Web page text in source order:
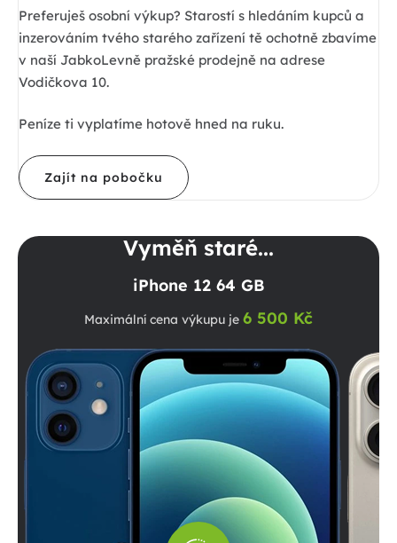
Preferuješ osobní výkup? Starostí s hledáním kupců a
inzerováním tvého starého zařízení tě ochotně zbavíme
v naší JabkoLevně pražské prodejně na adrese
Vodičkova 10.
Peníze ti vyplatíme hotově hned na ruku.
Zajít na pobočku
Vyměň staré...
iPhone 12 64 GB
Maximální cena výkupu je 6 500 Kč